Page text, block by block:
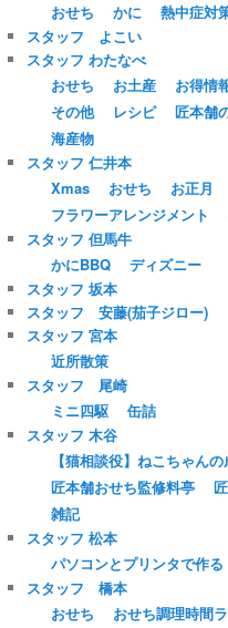
おせち
かに
熱中症対
スタッフ よこい
スタッフ わたなべ
おせち
お土産 お得情
その他
レシピ 匠本舗
海産物
スタッフ 仁井本
Xmas
おせち お正月
フラワーアレンジメント
スタッフ 但馬牛
かにBBQ
ディズニー
スタッフ 坂本
スタッフ 安藤(茄子ジロー)
スタッフ 宮本
近所散策
スタッフ 尾崎
ミニ四駆
缶詰
スタッフ 木谷
【猫相談役】ねこちゃん
匠本舗おせち監修料亭
雑記
スタッフ 松本
パソコンとプリンタで作る
スタッフ 橋本
おせち
おせち調理時間